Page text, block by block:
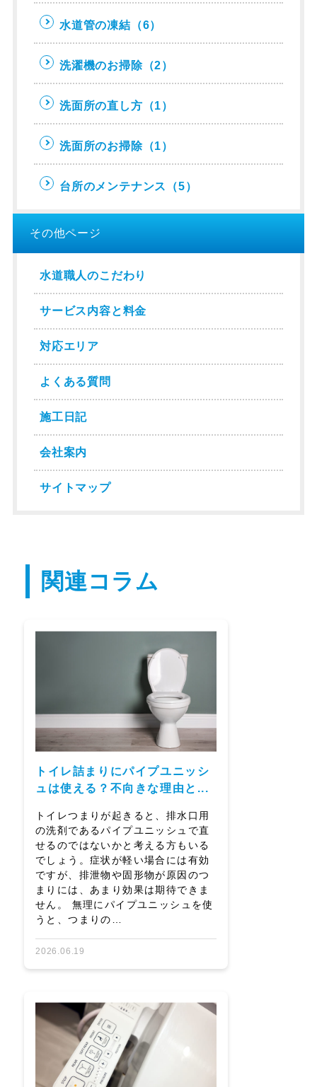
水道管の凍結 （6）
洗濯機のお掃除（2）
洗面所の直し方 （1）
洗面所のお掃除（1）
台所のメンテナンス （5）
その他ページ
水道職人のこだわり
サービス内容と料金
対応エリア
よくある質問
施工日記
会社案内
サイトマップ
関連コラム
トイレ詰まりにパイプユニッシ
ュは使える？不向きな理由と...
トイレつまりが起きると、排水口用
の洗剤であるパイプユニッシュで直
せるのではないかと考える方もいる
でしょう。症状が軽い場合には有効
ですが、排泄物や固形物が原因のつ
まりには、あまり効果は期待できま
せん。 無理にパイプユニッシュを使
うと、つまりの…
2026.06.19